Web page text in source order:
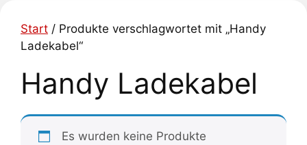
Start / Produkte verschlagwortet mit „Handy
Ladekabel“
Handy Ladekabel
Es wurden keine Produkte